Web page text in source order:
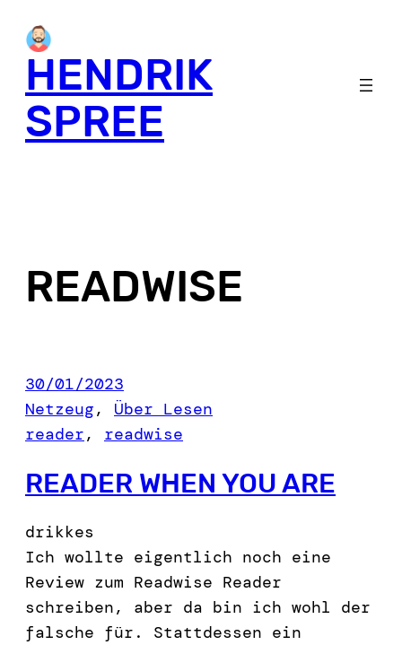
content
HENDRIK
SPREE
READWISE
30/01/2023
Netzeug, Über Lesen
reader, readwise
READER WHEN YOU ARE
drikkes
Ich wollte eigentlich noch eine
Review zum Readwise Reader
schreiben, aber da bin ich wohl der
falsche für. Stattdessen ein